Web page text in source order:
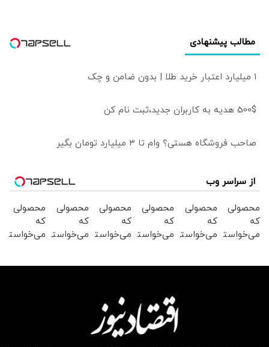
مطالب پیشنهادی
۱ میلیارد اعتبار خرید طلا | بدون ضامن و چک
500$ هدیه به کاربران جدید،ثبت نام کن
صاحب فروشگاه هستی؟ وام تا ۳ میلیارد تومان بگیر
از سراسر وب
محصولی
که
می‌خواستی
محصولی
که
می‌خواستی
محصولی
که
می‌خواستی
بخر !
محصولی
که
می‌خواستی
بخر !
محصولی
که
می‌خواستی
محصولی
که
می‌خواستی